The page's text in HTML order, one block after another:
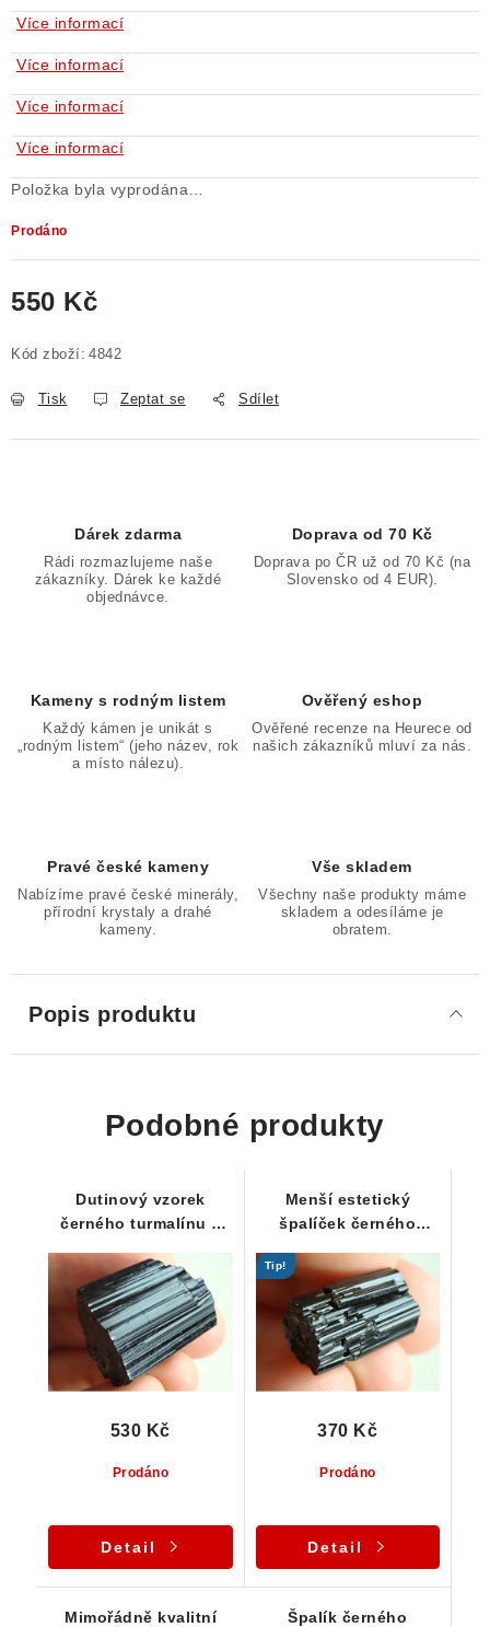
Více informací
Více informací
Více informací
Více informací
Položka byla vyprodána…
Prodáno
550 Kč
Kód zboží: 4842
Tisk Zeptat se Sdílet
Dárek zdarma
Rádi rozmazlujeme naše
zákazníky. Dárek ke každé
objednávce.
Doprava od 70 Kč
Doprava po ČR už od 70 Kč (na
Slovensko od 4 EUR).
Kameny s rodným listem
Každý kámen je unikát s
„rodným listem“ (jeho název, rok
a místo nálezu).
Ověřený eshop
Ověřené recenze na Heurece od
našich zákazníků mluví za nás.
Pravé české kameny
Nabízíme pravé české minerály,
přírodní krystaly a drahé
kameny.
Vše skladem
Všechny naše produkty máme
skladem a odesíláme je
obratem.
Popis produktu
Podobné produkty
Dutinový vzorek
černého turmalínu s
21 g
Prodáno
530 Kč
Detail
Menší estetický
špalíček černého
Tip!
Prodáno
370 Kč
Detail
Mimořádně kvalitní
Špalík černého